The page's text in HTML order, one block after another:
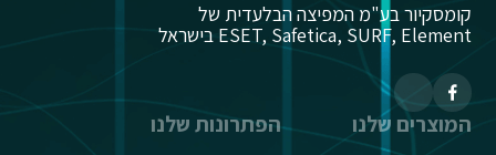
קומסקיור בע"מ המפיצה הבלעדית של
ESET, Safetica, SURF, Element בישראל
המוצרים שלנו הפתרונות שלנו